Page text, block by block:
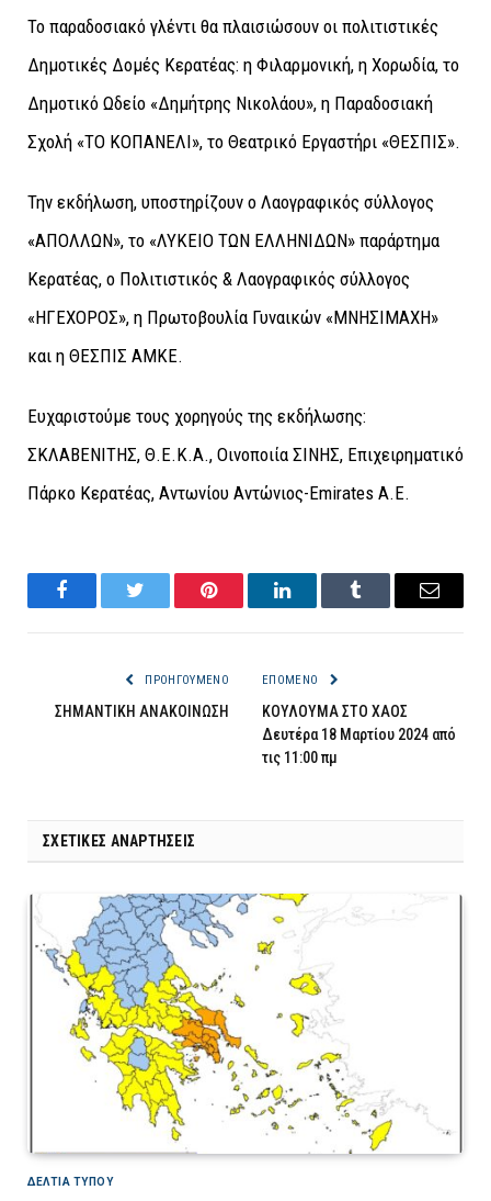
Το παραδοσιακό γλέντι θα πλαισιώσουν οι πολιτιστικές
Δημοτικές Δομές Κερατέας: η Φιλαρμονική, η Χορωδία, το
Δημοτικό Ωδείο «Δημήτρης Νικολάου», η Παραδοσιακή
Σχολή «ΤΟ ΚΟΠΑΝΕΛΙ», το Θεατρικό Εργαστήρι «ΘΕΣΠΙΣ».
Την εκδήλωση, υποστηρίζουν ο Λαογραφικός σύλλογος
«ΑΠΟΛΛΩΝ», το «ΛΥΚΕΙΟ ΤΩΝ ΕΛΛΗΝΙΔΩΝ» παράρτημα
Κερατέας, ο Πολιτιστικός & Λαογραφικός σύλλογος
«ΗΓΕΧΟΡΟΣ», η Πρωτοβουλία Γυναικών «ΜΝΗΣΙΜΑΧΗ»
και η ΘΕΣΠΙΣ ΑΜΚΕ.
Ευχαριστούμε τους χορηγούς της εκδήλωσης:
ΣΚΛΑΒΕΝΙΤΗΣ, Θ.Ε.Κ.Α., Οινοποιία ΣΙΝΗΣ, Επιχειρηματικό
Πάρκο Κερατέας, Αντωνίου Αντώνιος-Emirates A.E.
FacebookTwitter Pinterest LinkedInTumblr Email
ΠΡΟΗΓΟΎΜΕΝΟ
ΣΗΜΑΝΤΙΚΗ ΑΝΑΚΟΙΝΩΣΗ
ΕΠΌΜΕΝΟ
ΚΟΥΛΟΥΜΑ ΣΤΟ ΧΑΟΣ
Δευτέρα 18 Μαρτίου 2024 από
τις 11:00 πμ
ΣΧΕΤΙΚΈΣ ΑΝΑΡΤΉΣΕΙΣ
ΔΕΛΤΙΑ ΤΥΠΟΥ